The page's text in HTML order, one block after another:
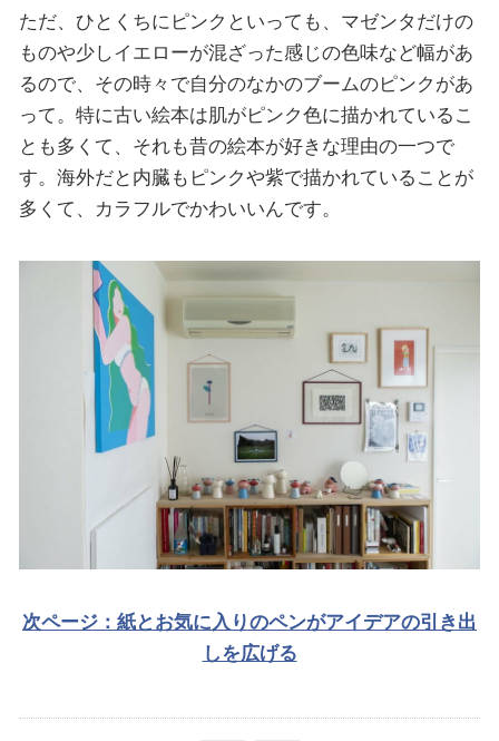
ただ、ひとくちにピンクといっても、マゼンタだけの
ものや少しイエローが混ざった感じの色味など幅があ
るので、その時々で自分のなかのブームのピンクがあ
って。特に古い絵本は肌がピンク色に描かれているこ
とも多くて、それも昔の絵本が好きな理由の一つで
す。海外だと内臓もピンクや紫で描かれていることが
多くて、カラフルでかわいいんです。
次ページ：紙とお気に入りのペンがアイデアの引き出
しを広げる